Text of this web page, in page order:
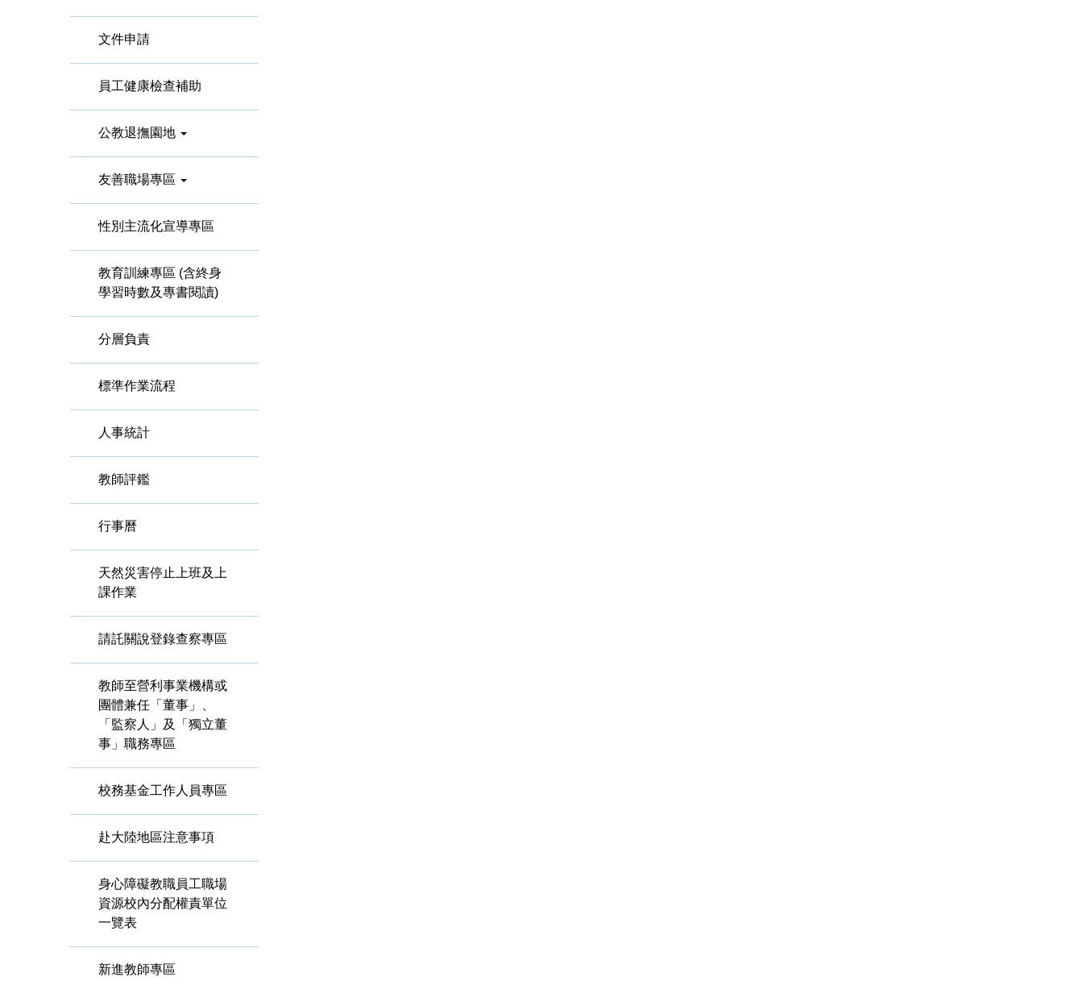
文件申請
員工健康檢查補助
公教退撫園地
友善職場專區
性別主流化宣導專區
教育訓練專區 (含終身
學習時數及專書閱讀)
分層負責
標準作業流程
人事統計
教師評鑑
行事曆
天然災害停止上班及上
課作業
請託關說登錄查察專區
教師至營利事業機構或
團體兼任「董事」、
「監察人」及「獨立董
事」職務專區
校務基金工作人員專區
赴大陸地區注意事項
身心障礙教職員工職場
資源校內分配權責單位
一覽表
新進教師專區